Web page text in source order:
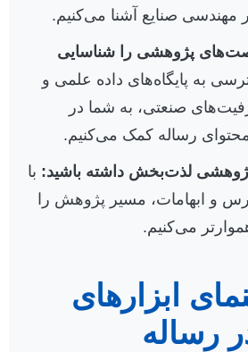
صنایع آشنا می‌کنیم.
پژوهشی را شناسایی
به پایگاه‌های داده علمی و
صنعتی، به شما در
رساله کمک می‌کنیم.
لذت‌بخش داشته باشید: با
و ابهامات، مسیر پژوهش را
می‌کنیم.
ابزارهای
رساله